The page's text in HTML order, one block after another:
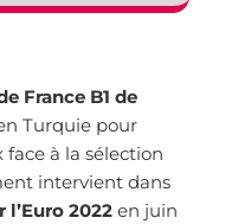
France B1 de
Turquie pour
à la sélection
intervient dans
2022 en juin